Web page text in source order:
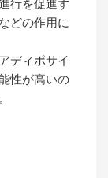
行を促進す
どの作用に
ディポサイ
性が高いの